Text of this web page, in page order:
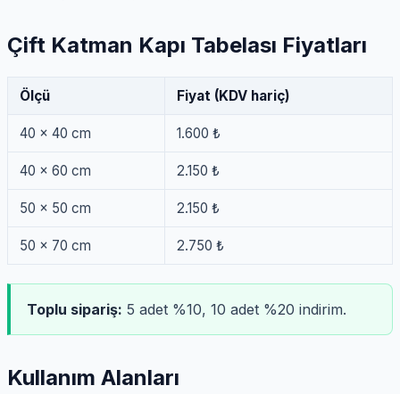
Çift Katman Kapı Tabelası Fiyatları
Ölçü Fiyat (KDV hariç)
40 × 40 cm 1.600 ₺
40 × 60 cm 2.150 ₺
50 × 50 cm 2.150 ₺
50 × 70 cm 2.750 ₺
Toplu sipariş: 5 adet %10, 10 adet %20 indirim.
Kullanım Alanları